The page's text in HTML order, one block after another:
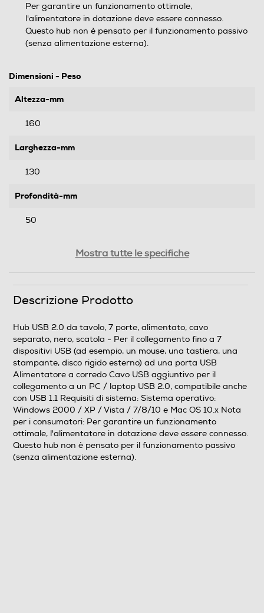
Per garantire un funzionamento ottimale,
l'alimentatore in dotazione deve essere connesso.
Questo hub non è pensato per il funzionamento passivo
(senza alimentazione esterna).
Dimensioni - Peso
Altezza-mm
160
Larghezza-mm
130
Profondità-mm
50
Informazioni sulla sicurezza del prodotto
Clicca qui
Mostra tutte le specifiche
Descrizione Prodotto
Hub USB 2.0 da tavolo, 7 porte, alimentato, cavo
separato, nero, scatola - Per il collegamento fino a 7
dispositivi USB (ad esempio, un mouse, una tastiera, una
stampante, disco rigido esterno) ad una porta USB
Alimentatore a corredo Cavo USB aggiuntivo per il
collegamento a un PC / laptop USB 2.0, compatibile anche
con USB 1.1 Requisiti di sistema: Sistema operativo:
Windows 2000 / XP / Vista / 7/8/10 e Mac OS 10.x Nota
per i consumatori: Per garantire un funzionamento
ottimale, l'alimentatore in dotazione deve essere connesso.
Questo hub non è pensato per il funzionamento passivo
(senza alimentazione esterna).